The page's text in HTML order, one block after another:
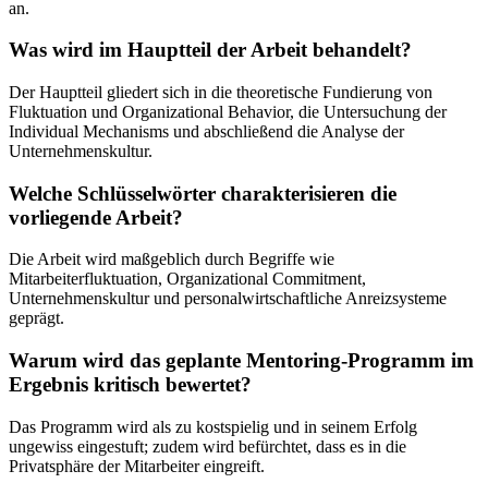
an.
Was wird im Hauptteil der Arbeit behandelt?
Der Hauptteil gliedert sich in die theoretische Fundierung von
Fluktuation und Organizational Behavior, die Untersuchung der
Individual Mechanisms und abschließend die Analyse der
Unternehmenskultur.
Welche Schlüsselwörter charakterisieren die
vorliegende Arbeit?
Die Arbeit wird maßgeblich durch Begriffe wie
Mitarbeiterfluktuation, Organizational Commitment,
Unternehmenskultur und personalwirtschaftliche Anreizsysteme
geprägt.
Warum wird das geplante Mentoring-Programm im
Ergebnis kritisch bewertet?
Das Programm wird als zu kostspielig und in seinem Erfolg
ungewiss eingestuft; zudem wird befürchtet, dass es in die
Privatsphäre der Mitarbeiter eingreift.